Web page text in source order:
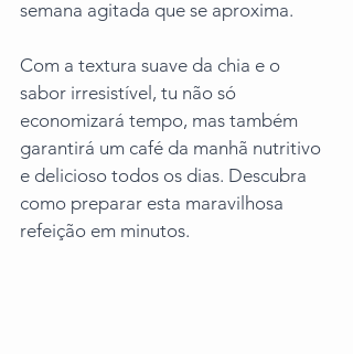
semana agitada que se aproxima.
Com a textura suave da chia e o
sabor irresistível, tu não só
economizará tempo, mas também
garantirá um café da manhã nutritivo
e delicioso todos os dias. Descubra
como preparar esta maravilhosa
refeição em minutos.